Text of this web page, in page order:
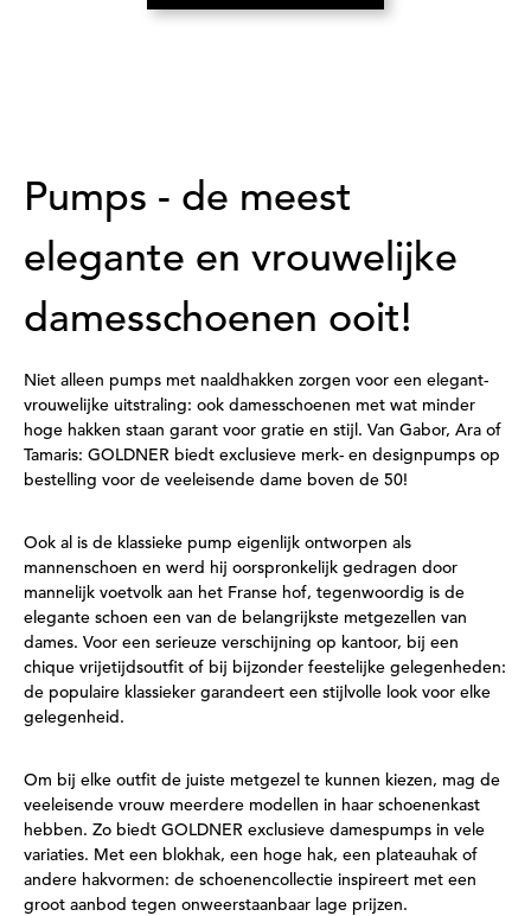
Pumps - de meest
elegante en vrouwelijke
damesschoenen ooit!
Niet alleen pumps met naaldhakken zorgen voor een elegant-
vrouwelijke uitstraling: ook damesschoenen met wat minder
hoge hakken staan garant voor gratie en stijl. Van Gabor, Ara of
Tamaris: GOLDNER biedt exclusieve merk- en designpumps op
bestelling voor de veeleisende dame boven de 50!
Ook al is de klassieke pump eigenlijk ontworpen als
mannenschoen en werd hij oorspronkelijk gedragen door
mannelijk voetvolk aan het Franse hof, tegenwoordig is de
elegante schoen een van de belangrijkste metgezellen van
dames. Voor een serieuze verschijning op kantoor, bij een
chique vrijetijdsoutfit of bij bijzonder feestelijke gelegenheden:
de populaire klassieker garandeert een stijlvolle look voor elke
gelegenheid.
Om bij elke outfit de juiste metgezel te kunnen kiezen, mag de
veeleisende vrouw meerdere modellen in haar schoenenkast
hebben. Zo biedt GOLDNER exclusieve damespumps in vele
variaties. Met een blokhak, een hoge hak, een plateauhak of
andere hakvormen: de schoenencollectie inspireert met een
groot aanbod tegen onweerstaanbaar lage prijzen.